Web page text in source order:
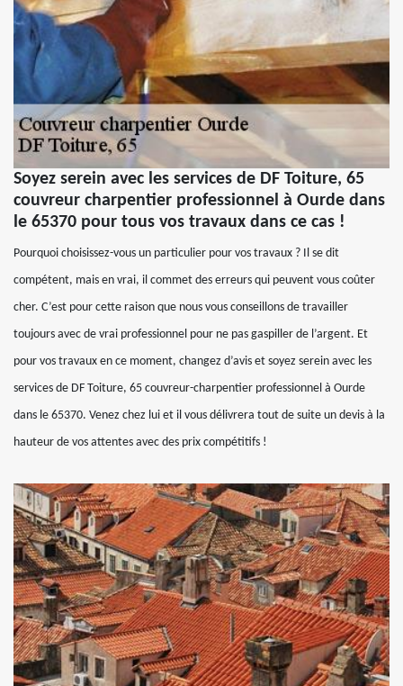
Soyez serein avec les services de DF Toiture, 65
couvreur charpentier professionnel à Ourde dans
le 65370 pour tous vos travaux dans ce cas !
Pourquoi choisissez-vous un particulier pour vos travaux ? Il se dit
compétent, mais en vrai, il commet des erreurs qui peuvent vous coûter
cher. C’est pour cette raison que nous vous conseillons de travailler
toujours avec de vrai professionnel pour ne pas gaspiller de l’argent. Et
pour vos travaux en ce moment, changez d’avis et soyez serein avec les
services de DF Toiture, 65 couvreur-charpentier professionnel à Ourde
dans le 65370. Venez chez lui et il vous délivrera tout de suite un devis à la
hauteur de vos attentes avec des prix compétitifs !